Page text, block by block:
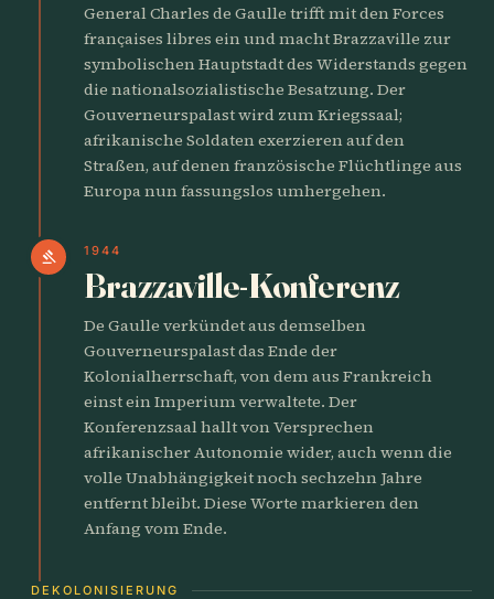
General Charles de Gaulle trifft mit den Forces
françaises libres ein und macht Brazzaville zur
symbolischen Hauptstadt des Widerstands gegen
die nationalsozialistische Besatzung. Der
Gouverneurspalast wird zum Kriegssaal;
afrikanische Soldaten exerzieren auf den
Straßen, auf denen französische Flüchtlinge aus
Europa nun fassungslos umhergehen.
gavel 1944
Brazzaville-Konferenz
De Gaulle verkündet aus demselben
Gouverneurspalast das Ende der
Kolonialherrschaft, von dem aus Frankreich
einst ein Imperium verwaltete. Der
Konferenzsaal hallt von Versprechen
afrikanischer Autonomie wider, auch wenn die
volle Unabhängigkeit noch sechzehn Jahre
entfernt bleibt. Diese Worte markieren den
Anfang vom Ende.
DEKOLONISIERUNG